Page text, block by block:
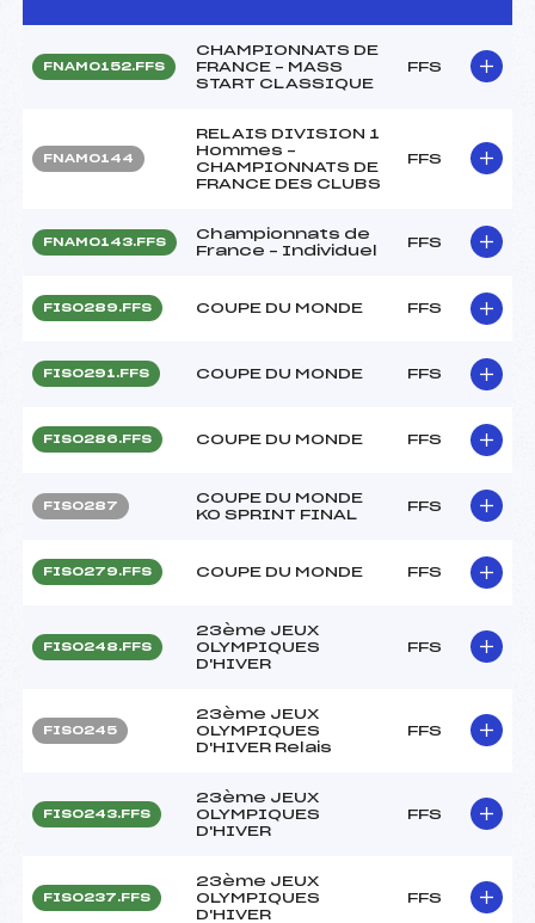
FNAM0152.FFS
CHAMPIONNATS DE
FRANCE – MASS
START CLASSIQUE
FFS
FNAM0144
RELAIS DIVISION 1
Hommes –
CHAMPIONNATS DE
FRANCE DES CLUBS
FFS
FNAM0143.FFS
Championnats de
France – Individuel
FFS
FIS0289.FFS COUPE DU MONDE FFS
FIS0291.FFS COUPE DU MONDE FFS
FIS0286.FFS COUPE DU MONDE FFS
FIS0287
COUPE DU MONDE
KO SPRINT FINAL
FFS
FIS0279.FFS COUPE DU MONDE FFS
FIS0248.FFS
23ème JEUX
OLYMPIQUES
D'HIVER
FFS
FIS0245
23ème JEUX
OLYMPIQUES
D'HIVER Relais
FFS
FIS0243.FFS
23ème JEUX
OLYMPIQUES
D'HIVER
FFS
FIS0237.FFS
23ème JEUX
OLYMPIQUES
D'HIVER
FFS